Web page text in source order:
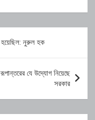
হয়েছিল: নুরুল হক
যে উদ্যোগ নিয়েছে
সরকার